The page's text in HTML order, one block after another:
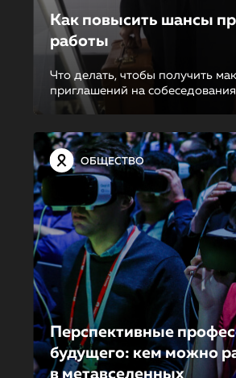
Как повысить шансы
работы
Что делать, чтобы получить
приглашений на собеседования
ОБЩЕСТВО
Перспективные
будущего: кем можно
в метавселен­ных